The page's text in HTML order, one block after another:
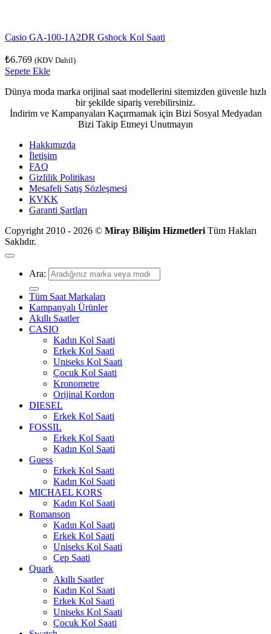
Casio GA-100-1A2DR Gshock Kol Saati
₺6.769 (KDV Dahil)
Sepete Ekle
Dünya moda marka orijinal saat modellerini sitemizden güvenle hızlı
bir şekilde sipariş verebilirsiniz.
İndirim ve Kampanyaları Kaçırmamak için Bizi Sosyal Medyadan
Bizi Takip Etmeyi Unutmayın
Hakkımızda
İletişim
FAQ
Gizlilik Politikası
Mesafeli Satış Sözleşmesi
KVKK
Garanti Şartları
Copyright 2010 - 2026 © Miray Bilişim Hizmetleri Tüm Hakları
Saklıdır.
Ara:
Tüm Saat Markaları
Kampanyalı Ürünler
Akıllı Saatler
CASIO
Kadın Kol Saati
Erkek Kol Saati
Uniseks Kol Saati
Çocuk Kol Saati
Kronometre
Orijinal Kordon
DIESEL
Erkek Kol Saati
FOSSIL
Erkek Kol Saati
Kadın Kol Saati
Guess
Erkek Kol Saati
Kadın Kol Saati
MICHAEL KORS
Kadın Kol Saati
Romanson
Kadın Kol Saati
Erkek Kol Saati
Uniseks Kol Saati
Cep Saati
Quark
Akıllı Saatler
Kadın Kol Saati
Erkek Kol Saati
Uniseks Kol Saati
Çocuk Kol Saati